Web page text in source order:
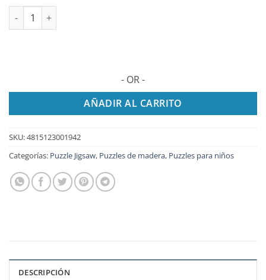
Puzzle 2D de dinosaurio en madera. 129 piezas cantidad
- OR -
AÑADIR AL CARRITO
SKU:4815123001942
Categorías: Puzzle Jigsaw, Puzzles de madera, Puzzles para niños
DESCRIPCIÓN